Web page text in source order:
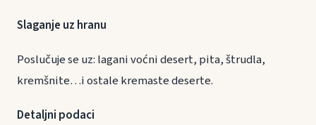
Slaganje uz hranu
Poslučuje se uz: lagani voćni desert, pita, štrudla,
kremšnite…i ostale kremaste deserte.
Detaljni podaci